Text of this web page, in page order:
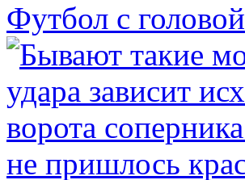
Футбол с головой